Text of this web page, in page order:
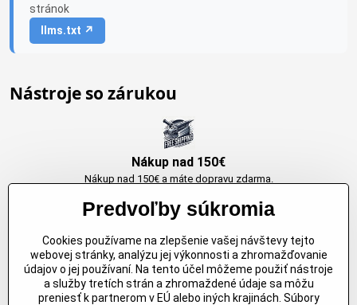
stránok
llms.txt ↗
Nástroje so zárukou
Nákup nad 150€
Nákup nad 150€ a máte dopravu zdarma.
Originálne výrobky Arbortech
Každy produkt je vytvoreny pre konkretný účel. Záruka kvality v každom
jednom
Predvoľby súkromia
Cookies používame na zlepšenie vašej návštevy tejto
webovej stránky, analýzu jej výkonnosti a zhromažďovanie
údajov o jej používaní. Na tento účel môžeme použiť nástroje
a služby tretích strán a zhromaždené údaje sa môžu
preniesť k partnerom v EÚ alebo iných krajinách. Súbory